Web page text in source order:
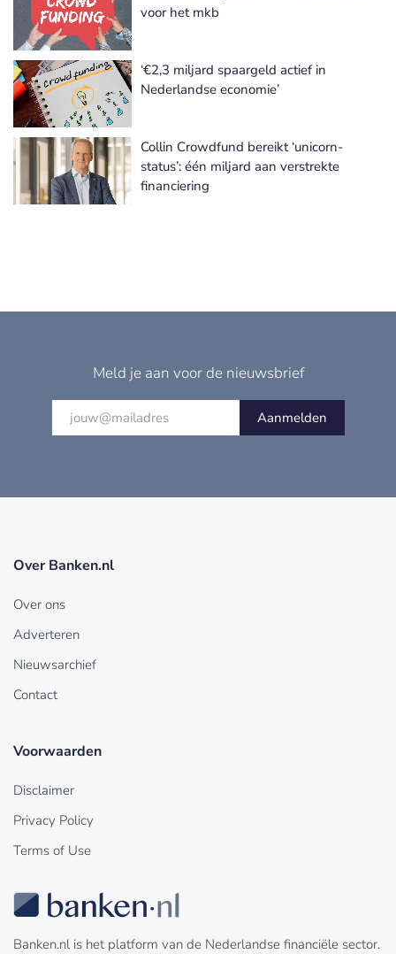
voor het mkb
‘€2,3 miljard spaargeld actief in
Nederlandse economie’
Collin Crowdfund bereikt ‘unicorn-
status’: één miljard aan verstrekte
financiering
Meld je aan voor de nieuwsbrief
Aanmelden
Over Banken.nl
Over ons
Adverteren
Nieuwsarchief
Contact
Voorwaarden
Disclaimer
Privacy Policy
Terms of Use
Banken.nl is het platform van de Nederlandse financiële sector.